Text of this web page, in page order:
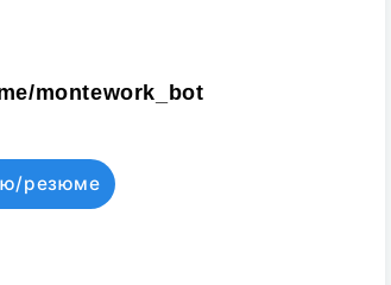
montework_bot
резюме